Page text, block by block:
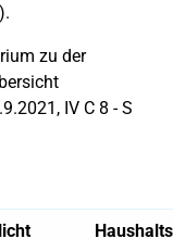
zu der
IV C 8 - S